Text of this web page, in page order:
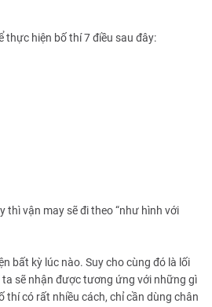
thực hiện bố thí 7 điều sau đây:
thì vận may sẽ đi theo “như hình với
bất kỳ lúc nào. Suy cho cùng đó là lối
sẽ nhận được tương ứng với những gì
có rất nhiều cách, chỉ cần dùng chân